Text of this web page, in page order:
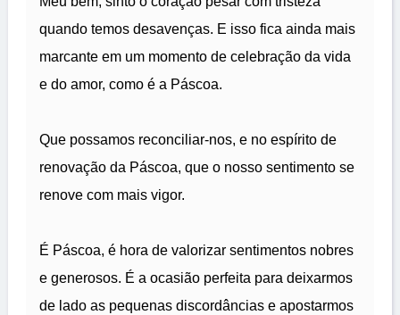
quando temos desavenças. E isso fica ainda mais
marcante em um momento de celebração da vida
e do amor, como é a Páscoa.
Que possamos reconciliar-nos, e no espírito de
renovação da Páscoa, que o nosso sentimento se
renove com mais vigor.
É Páscoa, é hora de valorizar sentimentos nobres
e generosos. É a ocasião perfeita para deixarmos
de lado as pequenas discordâncias e apostarmos